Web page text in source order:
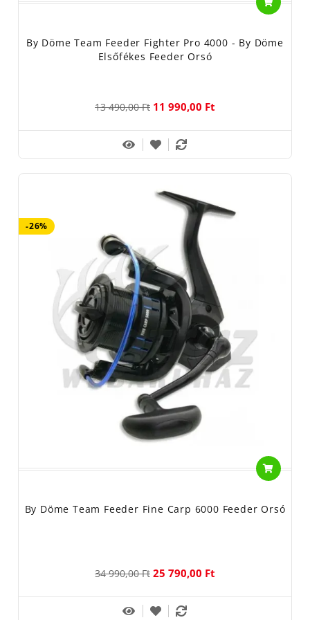
By Döme Team Feeder Fighter Pro 4000 - By Döme
Elsőfékes Feeder Orsó
13 490,00 Ft 11 990,00 Ft
-26%
By Döme Team Feeder Fine Carp 6000 Feeder Orsó
34 990,00 Ft 25 790,00 Ft